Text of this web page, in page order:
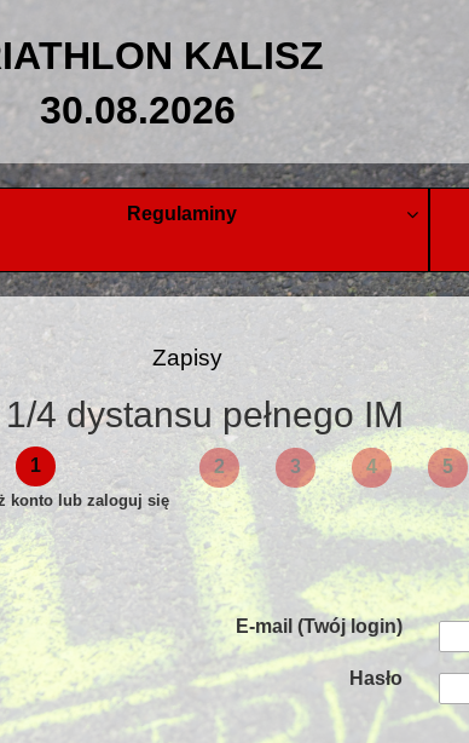
KALISZ
30.08.2026
Regulaminy
Zapisy
4 dystansu pełnego IM
1
konto lub zaloguj się
2 3 4 5
E-mail (Twój login)
Hasło